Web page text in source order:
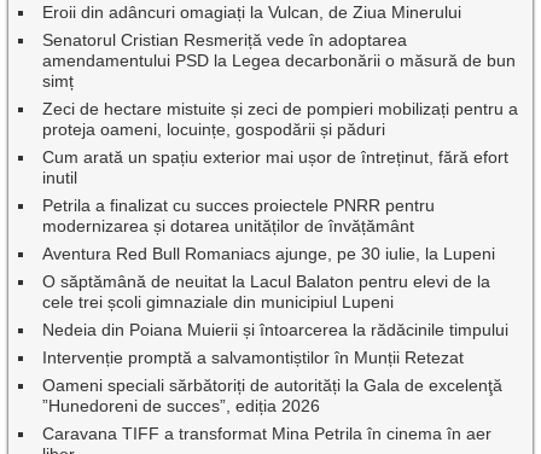
Eroii din adâncuri omagiați la Vulcan, de Ziua Minerului
Senatorul Cristian Resmeriță vede în adoptarea
amendamentului PSD la Legea decarbonării o măsură de bun
simț
Zeci de hectare mistuite și zeci de pompieri mobilizați pentru a
proteja oameni, locuințe, gospodării și păduri
Cum arată un spațiu exterior mai ușor de întreținut, fără efort
inutil
Petrila a finalizat cu succes proiectele PNRR pentru
modernizarea și dotarea unităților de învățământ
Aventura Red Bull Romaniacs ajunge, pe 30 iulie, la Lupeni
O săptămână de neuitat la Lacul Balaton pentru elevi de la
cele trei școli gimnaziale din municipiul Lupeni
Nedeia din Poiana Muierii și întoarcerea la rădăcinile timpului
Intervenție promptă a salvamontiștilor în Munții Retezat
Oameni speciali sărbătoriți de autorități la Gala de excelenţă
”Hunedoreni de succes”, ediția 2026
Caravana TIFF a transformat Mina Petrila în cinema în aer